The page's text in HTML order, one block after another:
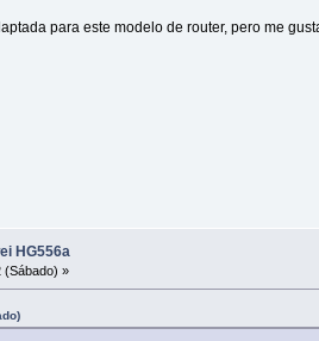
para este modelo de router, pero me
HG556a
(Sábado) »